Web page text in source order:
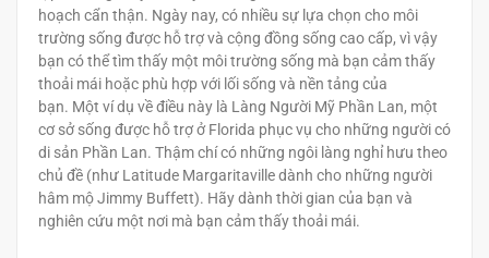
hoạch cẩn thận. Ngày nay, có nhiều sự lựa chọn cho môi
trường sống được hỗ trợ và cộng đồng sống cao cấp, vì vậy
bạn có thể tìm thấy một môi trường sống mà bạn cảm thấy
thoải mái hoặc phù hợp với lối sống và nền tảng của
bạn. Một ví dụ về điều này là Làng Người Mỹ Phần Lan, một
cơ sở sống được hỗ trợ ở Florida phục vụ cho những người có
di sản Phần Lan. Thậm chí có những ngôi làng nghỉ hưu theo
chủ đề (như Latitude Margaritaville dành cho những người
hâm mộ Jimmy Buffett). Hãy dành thời gian của bạn và
nghiên cứu một nơi mà bạn cảm thấy thoải mái.